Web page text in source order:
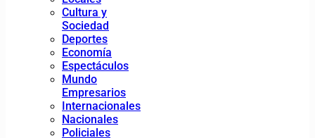
Cultura y
Sociedad
Deportes
Economía
Espectáculos
Mundo
Empresarios
Internacionales
Nacionales
Policiales